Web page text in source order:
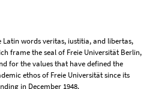
Latin words veritas, iustitia, and libertas,
frame the seal of Freie Universität Berlin,
for the values that have defined the
ethos of Freie Universität since its
in December 1948.